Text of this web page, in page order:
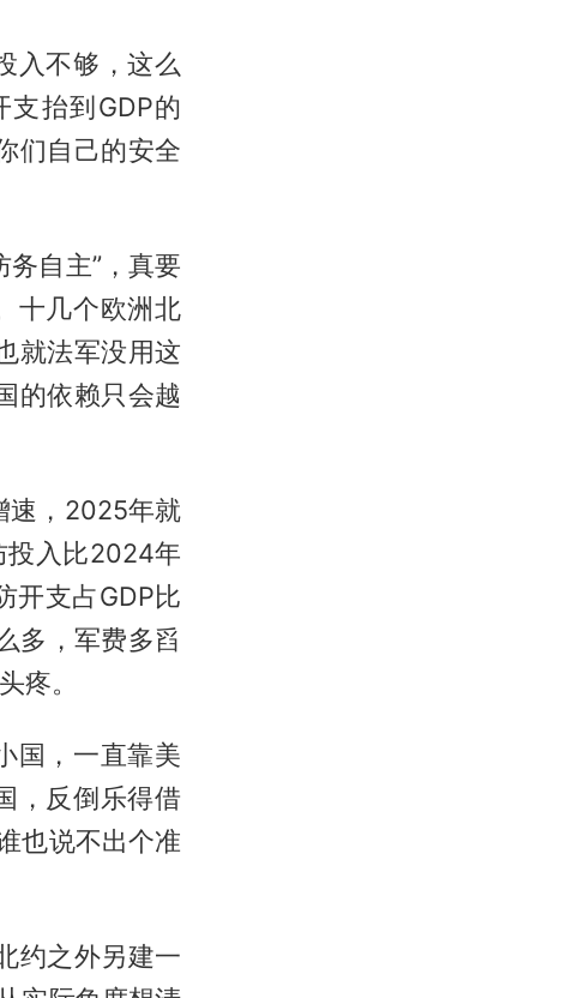
入不够，这么
抬到GDP的
们自己的安全
自主”，真要
十几个欧洲北
就法军没用这
的依赖只会越
速，2025年就
入比2024年
开支占GDP比
多，军费多舀
疼。
国，一直靠美
，反倒乐得借
也说不出个准
约之外另建一